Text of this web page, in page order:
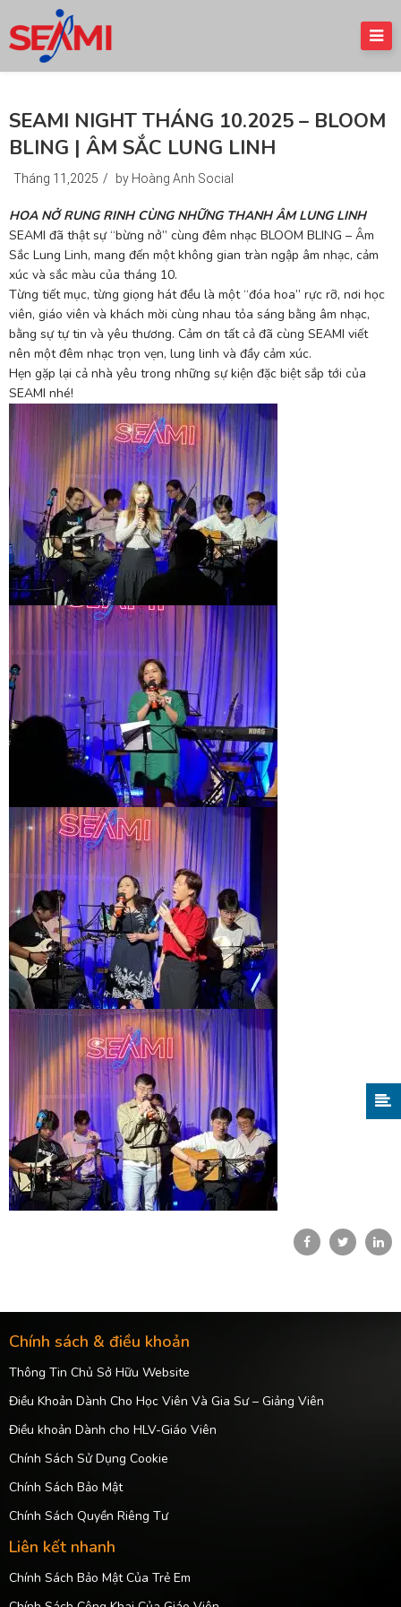
SEAMI NIGHT THÁNG 10.2025 – BLOOM
BLING | ÂM SẮC LUNG LINH
Tháng 11,2025 / by Hoàng Anh Social
HOA NỞ RUNG RINH CÙNG NHỮNG THANH ÂM LUNG LINH
SEAMI đã thật sự “bừng nở” cùng đêm nhạc BLOOM BLING – Âm
Sắc Lung Linh, mang đến một không gian tràn ngập âm nhạc, cảm
xúc và sắc màu của tháng 10.
Từng tiết mục, từng giọng hát đều là một “đóa hoa” rực rỡ, nơi học
viên, giáo viên và khách mời cùng nhau tỏa sáng bằng âm nhạc,
bằng sự tự tin và yêu thương. Cảm ơn tất cả đã cùng SEAMI viết
nên một đêm nhạc trọn vẹn, lung linh và đầy cảm xúc.
Hẹn gặp lại cả nhà yêu trong những sự kiện đặc biệt sắp tới của
SEAMI nhé!
Chính sách & điều khoản
Thông Tin Chủ Sở Hữu Website
Điều Khoản Dành Cho Học Viên Và Gia Sư – Giảng Viên
Điều khoản Dành cho HLV-Giáo Viên
Chính Sách Sử Dụng Cookie
Chính Sách Bảo Mật
Chính Sách Quyền Riêng Tư
Liên kết nhanh
Chính Sách Bảo Mật Của Trẻ Em